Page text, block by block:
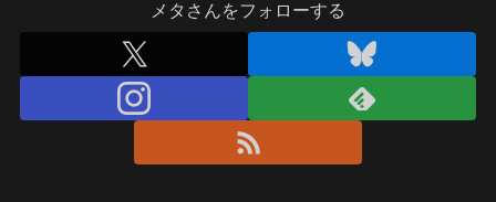
メタさんをフォローする